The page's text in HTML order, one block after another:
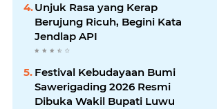
Unjuk Rasa yang Kerap
Berujung Ricuh, Begini Kata
Jendlap API
Festival Kebudayaan Bumi
Sawerigading 2026 Resmi
Dibuka Wakil Bupati Luwu